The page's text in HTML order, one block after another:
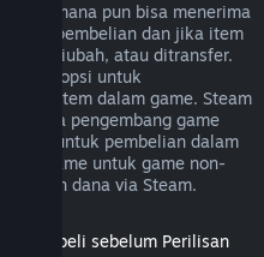
Valve mana pun bisa menerima
sejak pembelian dan jika item
diubah, atau ditransfer.
opsi untuk
untuk item dalam game. Steam
jika pengembang game
dana untuk pembelian dalam
game untuk game non-
dana via Steam.
Dibeli sebelum Perilisan